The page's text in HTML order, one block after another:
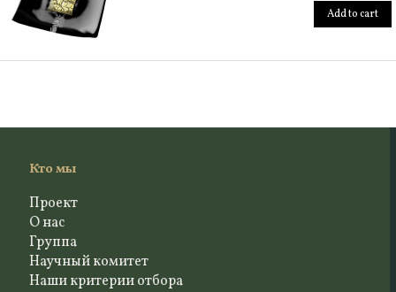
Add to cart
Кто мы
Проект
О нас
Группа
Научный комитет
Наши критерии отбора